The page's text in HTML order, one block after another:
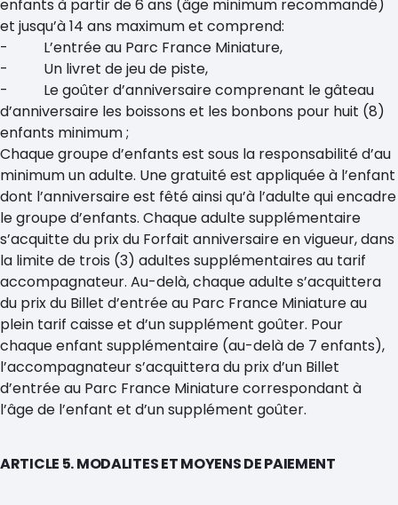
enfants à partir de 6 ans (âge minimum recommandé)
et jusqu’à 14 ans maximum et comprend:
- L’entrée au Parc France Miniature,
- Un livret de jeu de piste,
- Le goûter d’anniversaire comprenant le gâteau
d’anniversaire les boissons et les bonbons pour huit (8)
enfants minimum ;
Chaque groupe d’enfants est sous la responsabilité d’au
minimum un adulte. Une gratuité est appliquée à l’enfant
dont l’anniversaire est fêté ainsi qu’à l’adulte qui encadre
le groupe d’enfants. Chaque adulte supplémentaire
s’acquitte du prix du Forfait anniversaire en vigueur, dans
la limite de trois (3) adultes supplémentaires au tarif
accompagnateur. Au-delà, chaque adulte s’acquittera
du prix du Billet d’entrée au Parc France Miniature au
plein tarif caisse et d’un supplément goûter. Pour
chaque enfant supplémentaire (au-delà de 7 enfants),
l’accompagnateur s’acquittera du prix d’un Billet
d’entrée au Parc France Miniature correspondant à
l’âge de l’enfant et d’un supplément goûter.
ARTICLE 5. MODALITES ET MOYENS DE PAIEMENT